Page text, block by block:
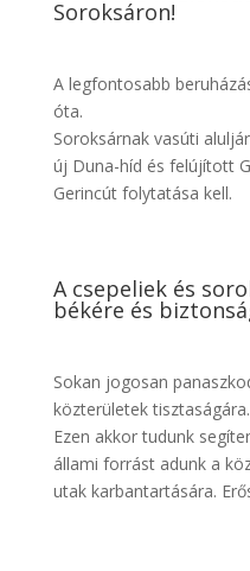
Soroksáron!
A legfontosabb
óta.
Soroksárnak vasúti
új Duna-híd és felújított
Gerincút folytatása kell.
A csepeliek és
békére és
Sokan jogosan
közterületek tisztaságára.
Ezen akkor tudunk
állami forrást adunk a
utak karbantartására.